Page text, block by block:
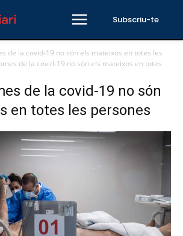
Subscriu-te
de la covid-19 no són els mateixos en totes les
de la covid-19 no són els mateixos en totes
de la covid-19 no són
en totes les persones